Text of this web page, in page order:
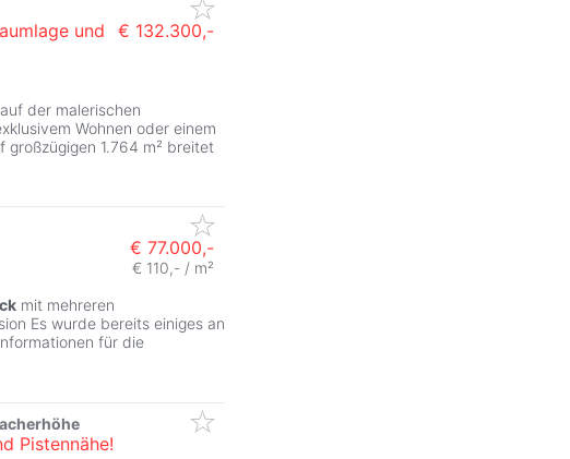
und
€ 132.300,-
der malerischen
Wohnen oder einem
1.764 m² breitet
€ 77.000,-
€ 110,- / m²
mit mehreren
Es wurde bereits einiges an
für die
Pistennähe!